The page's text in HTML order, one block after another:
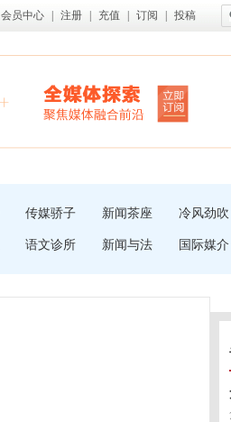
会员中心 注册 充值 订阅 投稿
传媒骄子 新闻茶座 冷风劲吹
语文诊所 新闻与法 国际媒介